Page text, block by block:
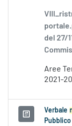
del 27/
Aree
2021-
Verbale